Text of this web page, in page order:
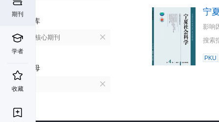
期刊
学者
收藏
数据库
北大核心期刊
首字母
宁
影响
搜索
PKU